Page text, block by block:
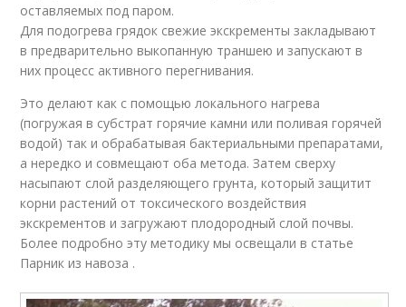
оставляемых под паром.
Для подогрева грядок свежие экскременты закладывают
в предварительно выкопанную траншею и запускают в
них процесс активного перегнивания.
Это делают как с помощью локального нагрева
(погружая в субстрат горячие камни или поливая горячей
водой) так и обрабатывая бактериальными препаратами,
а нередко и совмещают оба метода. Затем сверху
насыпают слой разделяющего грунта, который защитит
корни растений от токсического воздействия
экскрементов и загружают плодородный слой почвы.
Более подробно эту методику мы освещали в статье
Парник из навоза .